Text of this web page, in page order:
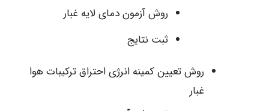
روش آزمون دمای لایه غبار
ثبت نتایج
روش تعیین کمینه انرژی احتراق ترکیبات هوا
غبار